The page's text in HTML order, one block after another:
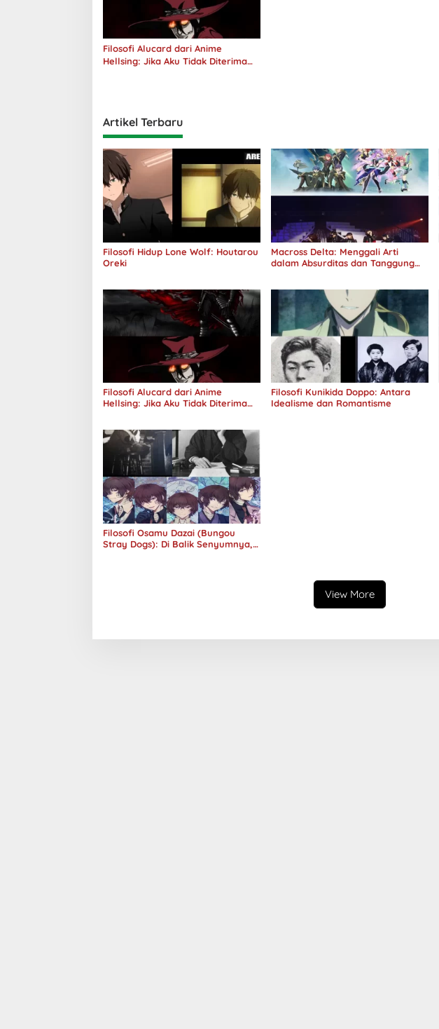
Filosofi Alucard dari Anime
Hellsing: Jika Aku Tidak Diterima
Artikel Terbaru
Filosofi Hidup Lone Wolf: Houtarou
Oreki
Macross Delta: Menggali Arti
dalam Absurditas dan Tanggung
Filosofi Alucard dari Anime
Hellsing: Jika Aku Tidak Diterima
Filosofi Kunikida Doppo: Antara
Idealisme dan Romantisme
Filosofi Osamu Dazai (Bungou
Stray Dogs): Di Balik Senyumnya,
View More